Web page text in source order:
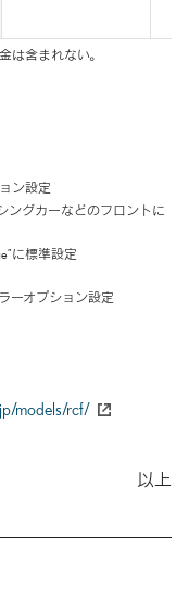
は含まれない。
ン設定
ングカーなどのフロントに
に標準設定
ーオプション設定
models/rcf/
以上